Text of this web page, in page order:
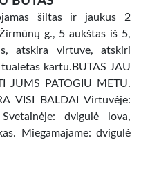
šiltas ir jaukus 2
g., 5 aukštas iš 5,
atskira virtuve, atskiri
kartu.BUTAS JAU
JUMS PATOGIU METU.
VISI BALDAI Virtuvėje:
dvigulė lova,
Miegamajame: dvigulė